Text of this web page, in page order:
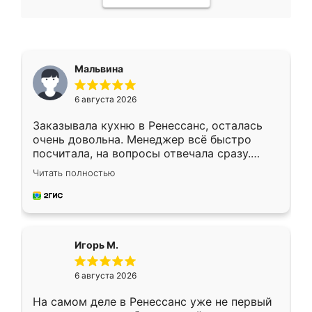
Мальвина
6 августа 2026
Заказывала кухню в Ренессанс, осталась
очень довольна. Менеджер всё быстро
посчитала, на вопросы отвечала сразу.
Замерщик приехал в субботу, подошёл к
делу со всей ответственностью. Собрали
за день, ребята работали аккуратно, даже
Читать полностью
Игорь М.
6 августа 2026
На самом деле в Ренессанс уже не первый